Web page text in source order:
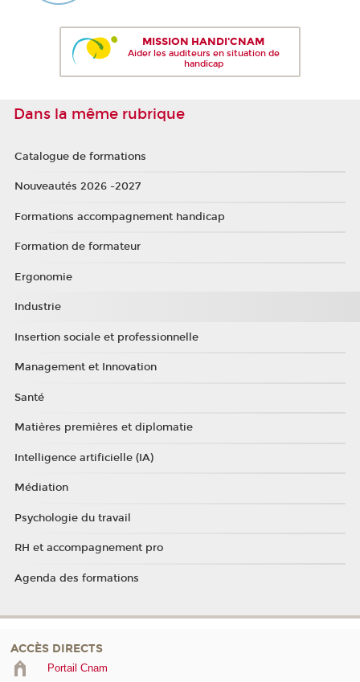
MISSION HANDI'CNAM
Aider les auditeurs en situation de
handicap
Dans la même rubrique
Catalogue de formations
Nouveautés 2026 -2027
Formations accompagnement handicap
Formation de formateur
Ergonomie
Industrie
Insertion sociale et professionnelle
Management et Innovation
Santé
Matières premières et diplomatie
Intelligence artificielle (IA)
Médiation
Psychologie du travail
RH et accompagnement pro
Agenda des formations
ACCÈS DIRECTS
Portail Cnam